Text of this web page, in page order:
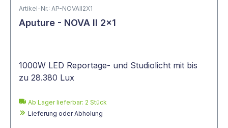
Artikel-Nr.: AP-NOVAII2X1
Aputure - NOVA II 2x1
1000W LED Reportage- und Studiolicht mit bis
zu 28.380 Lux
Ab Lager lieferbar: 2 Stück
Lieferung oder Abholung